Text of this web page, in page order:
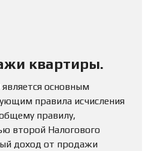
квартиры.
основным
правила исчисления
правилу,
второй Налогового
доход от продажи